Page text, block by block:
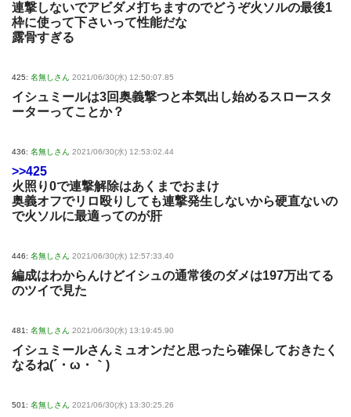
連撃しないでアビダメ打ちますのでどうぞ火ソルの最後1
枠に使って下さいって性能だな
露骨すぎる
425: 名無しさん 2021/06/30(水) 12:50:07.85
イシュミールは3回奥義撃つと本気出し始めるスロースタ
ーターってことか？
436: 名無しさん 2021/06/30(水) 12:53:02.44
>>425
火照り0で連撃解除はあくまでおまけ
奥義オフでリロ殴りしても連撃発生しないから硬直ないの
で火ソルに最適ってのが肝
446: 名無しさん 2021/06/30(水) 12:57:33.40
編成はわからんけどイシュの通常後のダメは197万出てる
のツイで見た
481: 名無しさん 2021/06/30(水) 13:19:45.90
イシュミールさんミュオンだと思ったら確保しておきたく
なるね(´・ω・｀)
501: 名無しさん 2021/06/30(水) 13:30:25.26